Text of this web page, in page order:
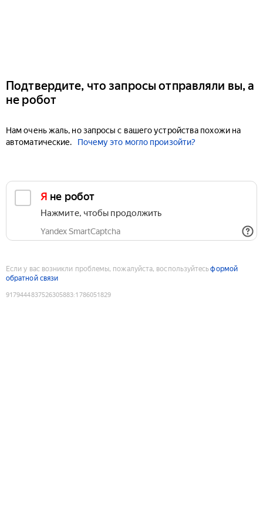
Подтвердите, что запросы отправляли вы, а
не робот
Нам очень жаль, но запросы с вашего устройства похожи на
автоматические.
Почему это могло произойти?
Я не робот
Нажмите, чтобы продолжить
Yandex SmartCaptcha
Если у вас возникли проблемы, пожалуйста, воспользуйтесьформой
обратной связи
9179444837526305883:1786051829